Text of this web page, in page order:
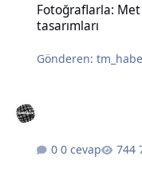
Fotoğraflarla:
tasarımları
Gönderen:
0 cevap